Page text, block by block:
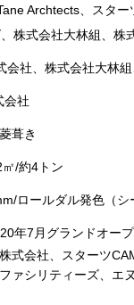
Archtects、スター
株式会社大林組、株
、株式会社大林組
社
葺き
/約4トン
ロールダル発色（シ
7月グランドオープ
式会社、スターツ
リティーズ、エヌ